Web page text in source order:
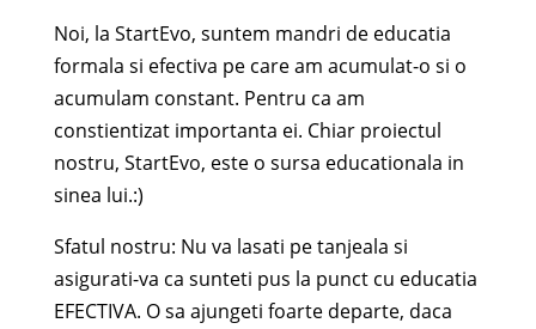
Noi, la StartEvo, suntem mandri de educatia
formala si efectiva pe care am acumulat-o si o
acumulam constant. Pentru ca am
constientizat importanta ei. Chiar proiectul
nostru, StartEvo, este o sursa educationala in
sinea lui.:)
Sfatul nostru: Nu va lasati pe tanjeala si
asigurati-va ca sunteti pus la punct cu educatia
EFECTIVA. O sa ajungeti foarte departe, daca